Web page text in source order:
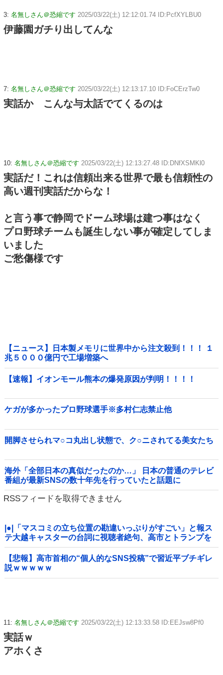
3: 名無しさん＠恐縮です 2025/03/22(土) 12:12:01.74 ID:PcfXYLBU0
伊藤園ガチり出してんな
7: 名無しさん＠恐縮です 2025/03/22(土) 12:13:17.10 ID:FoCErzTw0
実話か こんな与太話でてくるのは
10: 名無しさん＠恐縮です 2025/03/22(土) 12:13:27.48 ID:DNfXSMKl0
実話だ！これは信頼出来る世界で最も信頼性の
高い週刊実話だからな！
と言う事で静岡でドーム球場は建つ事はなく
プロ野球チームも誕生しない事が確定してしま
いました
ご愁傷様です
【ニュース】日本製メモリに世界中から注文殺到！！！ １
兆５０００億円で工場増築へ
【速報】イオンモール熊本の爆発原因が判明！！！！
ケガが多かったプロ野球選手※多村仁志禁止他
開脚させられマ○コ丸出し状態で、ク○ニされてる美女たち
海外「全部日本の真似だったのか…」 日本の普通のテレビ
番組が最新SNSの数十年先を行っていたと話題に
RSSフィードを取得できません
|●|「マスコミの立ち位置の勘違いっぷりがすごい」と報ス
テ大越キャスターの台詞に視聴者絶句、高市とトランプを
同列視させようという思惑がひしひしと
【悲報】高市首相の“個人的なSNS投稿”で習近平ブチギレ
説ｗｗｗｗｗ
11: 名無しさん＠恐縮です 2025/03/22(土) 12:13:33.58 ID:EEJsw8Pf0
実話ｗ
アホくさ